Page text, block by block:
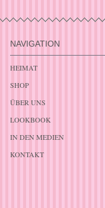
NAVIGATION
HEIMAT
SHOP
ÜBER UNS
LOOKBOOK
IN DEN MEDIEN
KONTAKT